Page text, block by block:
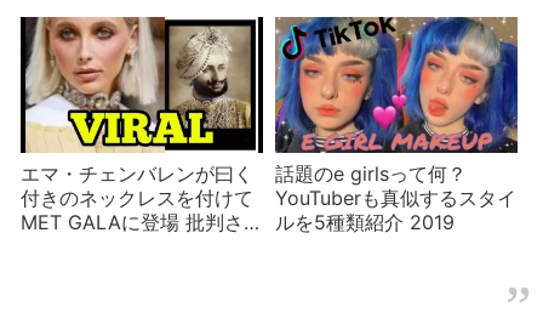
エマ・チェンバレンが曰く
付きのネックレスを付けて
MET GALAに登場 批判さ
話題のe girlsって何？
YouTuberも真似するスタイ
ルを5種類紹介 2019